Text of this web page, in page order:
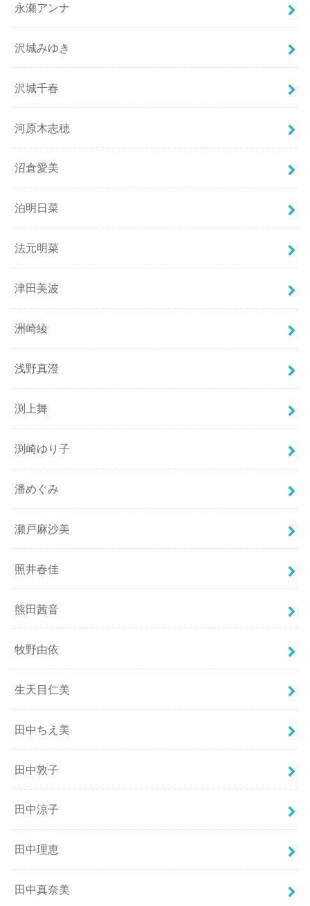
永瀬アンナ
沢城みゆき
沢城千春
河原木志穂
沼倉愛美
泊明日菜
法元明菜
津田美波
洲崎綾
浅野真澄
渕上舞
渕崎ゆり子
潘めぐみ
瀬戸麻沙美
照井春佳
熊田茜音
牧野由依
生天目仁美
田中ちえ美
田中敦子
田中涼子
田中理恵
田中真奈美